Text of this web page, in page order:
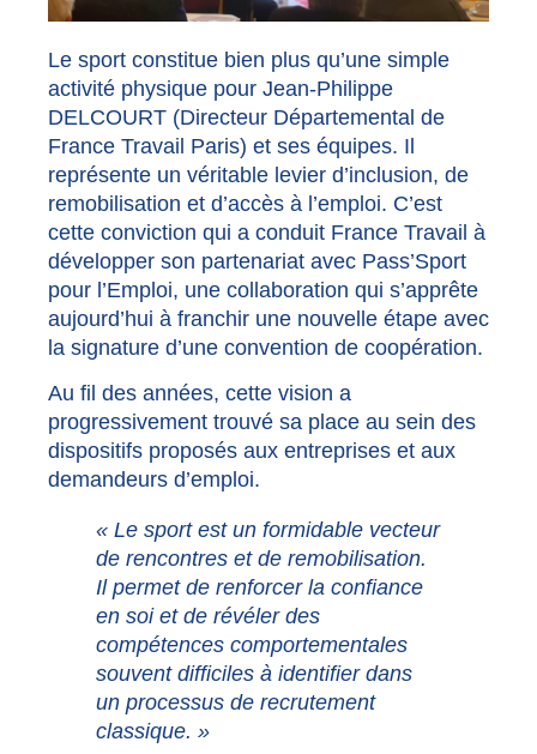
Le sport constitue bien plus qu’une simple
activité physique pour Jean-Philippe
DELCOURT (Directeur Départemental de
France Travail Paris) et ses équipes. Il
représente un véritable levier d’inclusion, de
remobilisation et d’accès à l’emploi. C’est
cette conviction qui a conduit France Travail à
développer son partenariat avec Pass’Sport
pour l’Emploi, une collaboration qui s’apprête
aujourd’hui à franchir une nouvelle étape avec
la signature d’une convention de coopération.
Au fil des années, cette vision a
progressivement trouvé sa place au sein des
dispositifs proposés aux entreprises et aux
demandeurs d’emploi.
« Le sport est un formidable vecteur
de rencontres et de remobilisation.
Il permet de renforcer la confiance
en soi et de révéler des
compétences comportementales
souvent difficiles à identifier dans
un processus de recrutement
classique. »